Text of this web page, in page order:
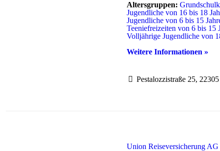
Altersgruppen:
Jugendliche von 16 bis 18
Jugendliche von 6 bis 15
Teeniefreizeiten von 6 bis 15
Volljährige Jugendliche von
Weitere Informationen »
Pestalozzistraße 25,
Union Reiseversicherung AG